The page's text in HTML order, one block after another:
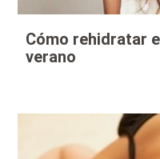
Cómo rehidratar
verano